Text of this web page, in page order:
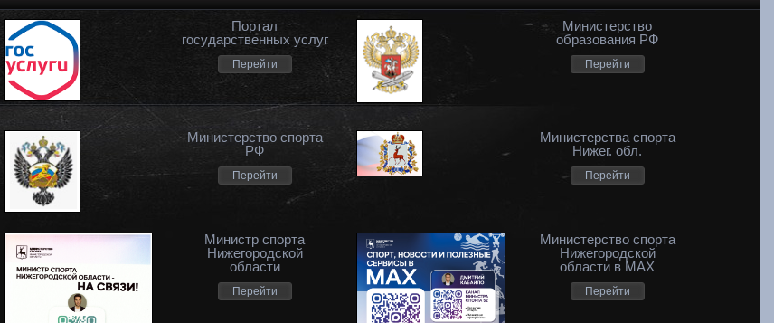
Портал
государственных услуг
Перейти
Министерство
образования РФ
Перейти
Министерство спорта
РФ
Перейти
Министерства спорта
Нижег. обл.
Перейти
Министр спорта
Нижегородской
области
Перейти
Министерство спорта
Нижегородской
области в MAX
Перейти